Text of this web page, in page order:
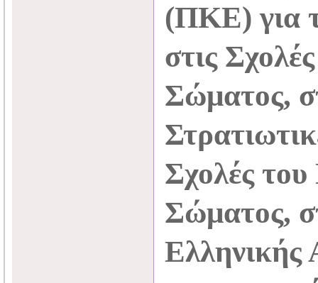
(ΠΚΕ) για
στις
Σώματος,
Σχολές
Σώματος,
Ελληνικής